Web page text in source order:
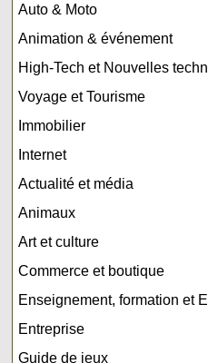
Auto & Moto
Animation & événement
High-Tech et Nouvelles
Voyage et Tourisme
Immobilier
Internet
Actualité et média
Animaux
Art et culture
Commerce et boutique
Enseignement, formation et
Entreprise
Guide de jeux